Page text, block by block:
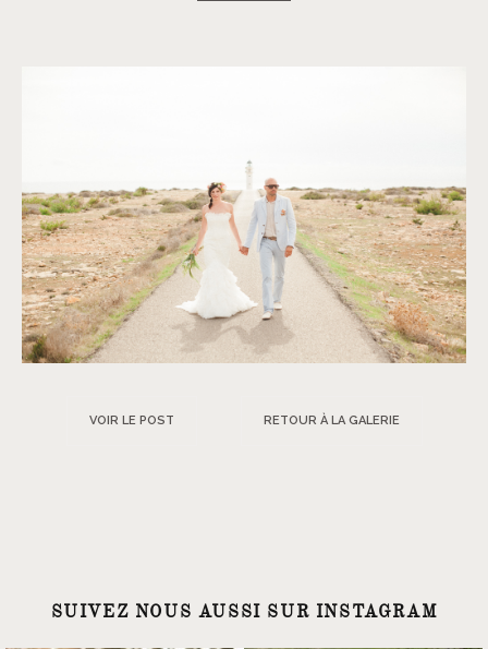
VOIR LE POST RETOUR À LA GALERIE
SUIVEZ NOUS AUSSI SUR INSTAGRAM